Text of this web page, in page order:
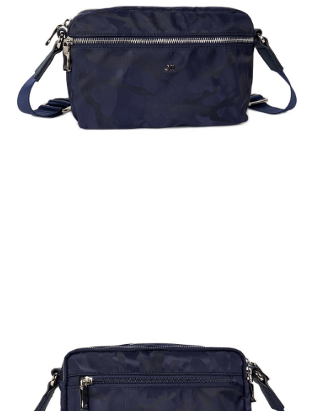
４．使用「AFTEE先享後付」時，將依據個別帳號之用戶狀況，依本公司即
時審查核予不同之上限額度；若仍有額度不足之情形，本公司將視審查結果
請求用戶進行身份認證。
５．嚴禁一人註冊多個帳號或使用他人資訊註冊。若發現惡意使用之情形，
恩沛科技股份有限公司將有權停止該用戶之使用額度並採取法律行動。
國家/地區配送